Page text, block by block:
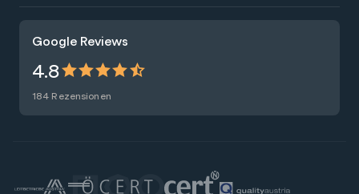
Google Reviews
4.8
184 Rezensionen
Presse
Nachhaltigkeit
Blog
Raummiete